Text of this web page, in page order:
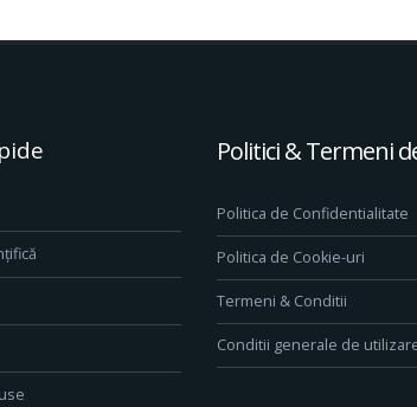
Politici & Termeni
Politica de Confidentialitate
Politica de Cookie-uri
Termeni & Conditii
Conditii generale de